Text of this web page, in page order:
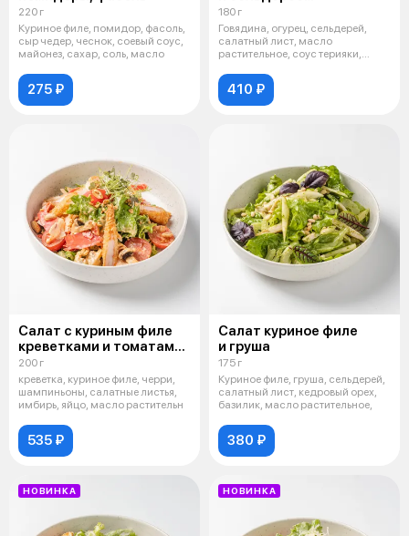
220 г
Куриное филе, помидор, фасоль,
сыр чедер, чеснок, соевый соус,
майонез, сахар, соль, масло
275 ₽
180 г
Говядина, огурец, сельдерей,
салатный лист, масло
растительное, соус терияки,
410 ₽
Салат с куриным филе
креветками и томатами
том ям
200 г
креветка, куриное филе, черри,
шампиньоны, салатные листья,
имбирь, яйцо, масло растительн
535 ₽
Салат куриное филе
и груша
175 г
Куриное филе, груша, сельдерей,
салатный лист, кедровый орех,
базилик, масло растительное,
380 ₽
НОВИНКА НОВИНКА